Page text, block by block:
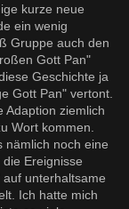
kurze neue
ein wenig
Gruppe auch den
Gott Pan"
Geschichte ja
Gott Pan" vertont.
Adaption ziemlich
Wort kommen.
nämlich noch eine
Ereignisse
unterhaltsame
Ich hatte mich